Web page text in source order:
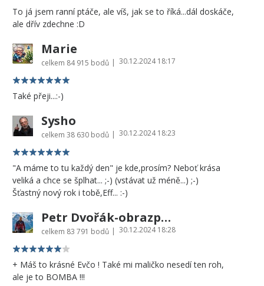
To já jsem ranní ptáče, ale víš, jak se to říká...dál doskáče,
ale dřív zdechne :D
Marie
celkem 84 915 bodů | 30.12.2024 18:17
Také přeji...:-)
Sysho
celkem 38 630 bodů | 30.12.2024 18:23
"A máme to tu každý den" je kde,prosím? Neboť krása
veliká a chce se šplhat... ;-) (vstávat už méně...) ;-)
Šťastný nový rok i tobě,Eff... :-)
Petr Dvořák-obrazprovas.cz
celkem 83 791 bodů | 30.12.2024 18:28
+ Máš to krásné Evčo ! Také mi maličko nesedí ten roh,
ale je to BOMBA !!!